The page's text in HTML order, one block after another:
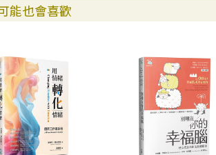
能也會喜歡